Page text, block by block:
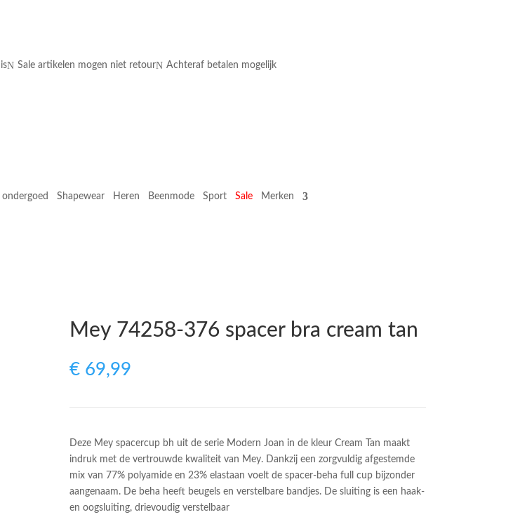
N Sale artikelen mogen niet retourN Achteraf betalen mogelijk
ondergoed Shapewear Heren Beenmode Sport Sale Merken
Mey 74258-376 spacer bra cream tan
€69,99
Deze Mey spacercup bh uit de serie Modern Joan in de kleur Cream Tan maakt
indruk met de vertrouwde kwaliteit van Mey. Dankzij een zorgvuldig afgestemde
mix van 77% polyamide en 23% elastaan voelt de spacer-beha full cup bijzonder
aangenaam. De beha heeft beugels en verstelbare bandjes. De sluiting is een haak-
en oogsluiting, drievoudig verstelbaar